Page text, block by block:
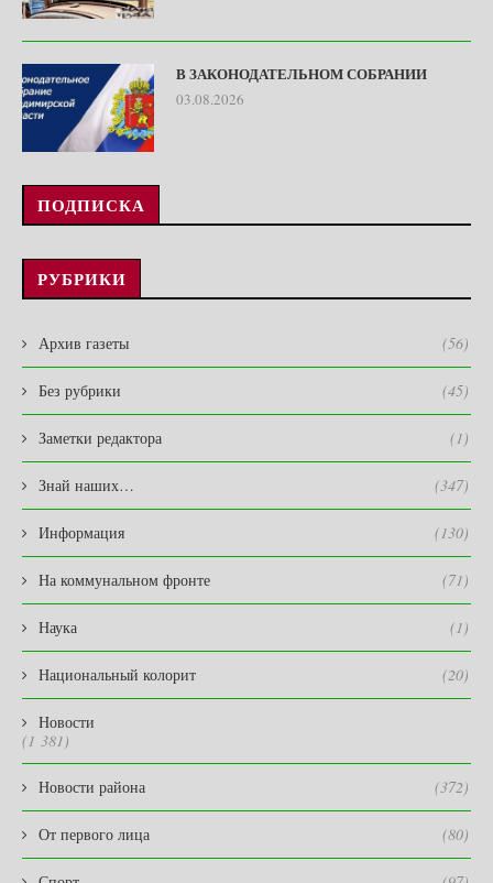
В ЗАКОНОДАТЕЛЬНОМ СОБРАНИИ
03.08.2026
ПОДПИСКА
РУБРИКИ
Архив газеты (56)
Без рубрики (45)
Заметки редактора (1)
Знай наших… (347)
Информация (130)
На коммунальном фронте (71)
Наука (1)
Национальный колорит (20)
Новости
(1 381)
Новости района (372)
От первого лица (80)